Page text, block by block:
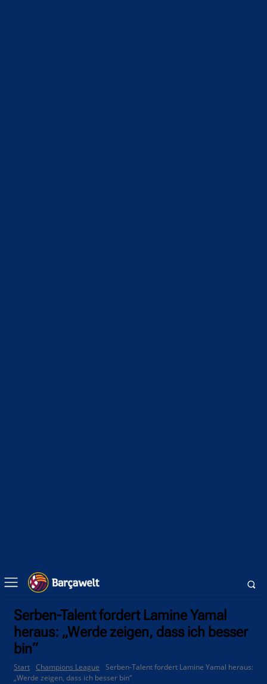
Serben-Talent fordert Lamine Yamal
heraus: „Werde zeigen, dass ich besser
bin“
Start Champions League
Serben-Talent fordert Lamine Yamal heraus:
„Werde zeigen, dass ich besser bin“